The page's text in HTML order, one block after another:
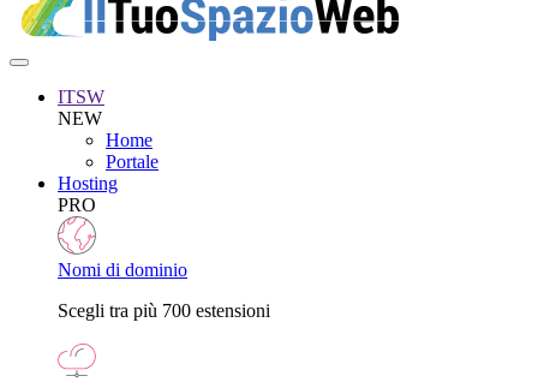
ITSW
NEW
Home
Portale
Hosting
PRO
Nomi di dominio
Scegli tra più 700 estensioni